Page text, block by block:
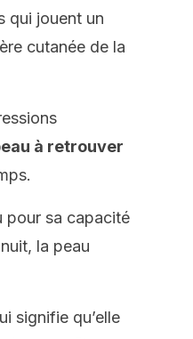
qui jouent un
cutanée de la
à retrouver
pour sa capacité
la peau
signifie qu’elle